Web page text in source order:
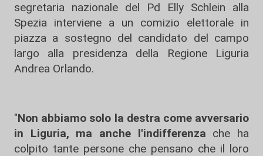
segretaria nazionale del Pd Elly Schlein alla
Spezia interviene a un comizio elettorale in
piazza a sostegno del candidato del campo
largo alla presidenza della Regione Liguria
Andrea Orlando.
"Non abbiamo solo la destra come avversario
in Liguria, ma anche l'indifferenza che ha
colpito tante persone che pensano che il loro